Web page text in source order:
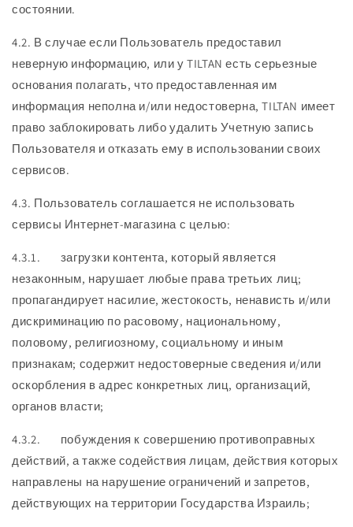
состоянии.
4.2. В случае если Пользователь предоставил
неверную информацию, или у TILTAN есть серьезные
основания полагать, что предоставленная им
информация неполна и/или недостоверна, TILTAN имеет
право заблокировать либо удалить Учетную запись
Пользователя и отказать ему в использовании своих
сервисов.
4.3. Пользователь соглашается не использовать
сервисы Интернет-магазина с целью:
4.3.1. загрузки контента, который является
незаконным, нарушает любые права третьих лиц;
пропагандирует насилие, жестокость, ненависть и/или
дискриминацию по расовому, национальному,
половому, религиозному, социальному и иным
признакам; содержит недостоверные сведения и/или
оскорбления в адрес конкретных лиц, организаций,
органов власти;
4.3.2. побуждения к совершению противоправных
действий, а также содействия лицам, действия которых
направлены на нарушение ограничений и запретов,
действующих на территории Государства Израиль;